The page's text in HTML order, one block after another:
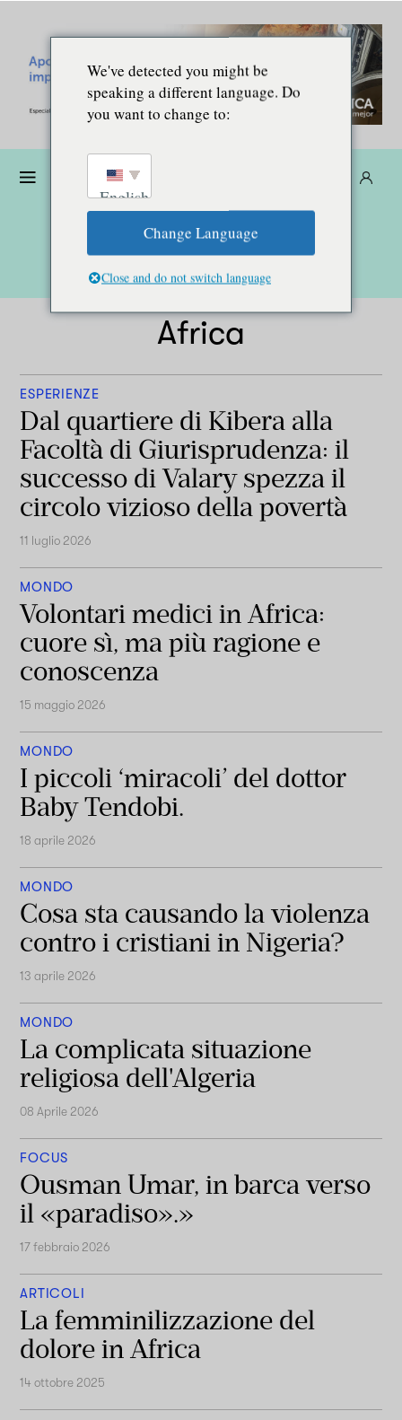
Africa
ESPERIENZE
Dal quartiere di Kibera alla
Facoltà di Giurisprudenza: il
successo di Valary spezza il
circolo vizioso della povertà
11 luglio 2026
MONDO
Volontari medici in Africa:
cuore sì, ma più ragione e
conoscenza
15 maggio 2026
MONDO
I piccoli ‘miracoli’ del dottor
Baby Tendobi.
18 aprile 2026
MONDO
Cosa sta causando la violenza
contro i cristiani in Nigeria?
13 aprile 2026
MONDO
La complicata situazione
religiosa dell'Algeria
08 Aprile 2026
FOCUS
Ousman Umar, in barca verso
il «paradiso».»
17 febbraio 2026
ARTICOLI
La femminilizzazione del
dolore in Africa
14 ottobre 2025
We've detected you might be
speaking a different language. Do
you want to change to:
English
Change Language
Close and do not switch language